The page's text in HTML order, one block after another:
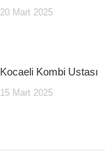
20 Mart 2025
Kocaeli Kombi Ustası
15 Mart 2025